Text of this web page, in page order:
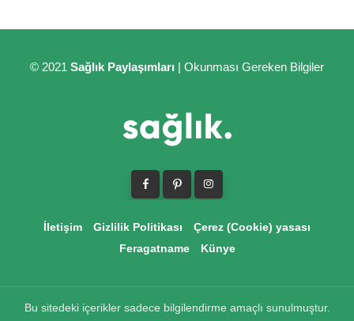
© 2021 Sağlık Paylaşımları | Okunması Gereken Bilgiler
İletişim Gizlilik Politikası
Çerez (Cookie) yasası
Feragatname
Künye
Bu sitedeki içerikler sadece bilgilendirme amaçlı sunulmuştur.